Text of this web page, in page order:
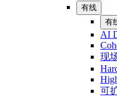
有线
有
AI
现
可